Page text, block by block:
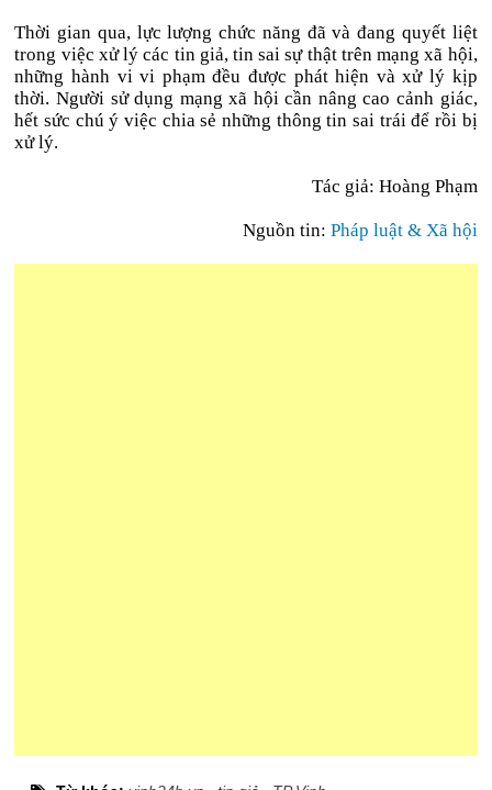
Thời gian qua, lực lượng chức năng đã và đang quyết liệt
trong việc xử lý các tin giả, tin sai sự thật trên mạng xã hội,
những hành vi vi phạm đều được phát hiện và xử lý kịp
thời. Người sử dụng mạng xã hội cần nâng cao cảnh giác,
hết sức chú ý việc chia sẻ những thông tin sai trái để rồi bị
xử lý.
Tác giả: Hoàng Phạm
Nguồn tin: Pháp luật & Xã hội